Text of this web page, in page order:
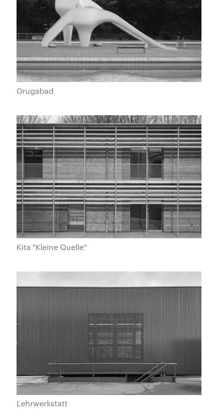
Grugabad
Kita "Kleine Quelle"
Lehrwerkstatt